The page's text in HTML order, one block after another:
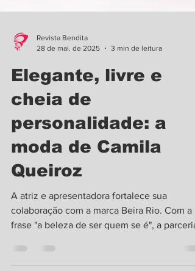
Revista Bendita
28 de mai. de 2025
3 min de leitura
Elegante, livre e
cheia de
personalidade: a
moda de Camila
Queiroz
A atriz e apresentadora fortalece sua